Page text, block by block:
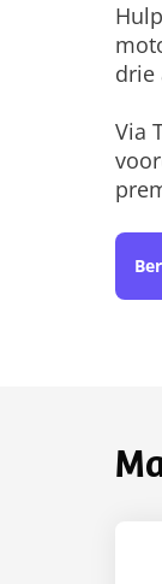
drie
Via